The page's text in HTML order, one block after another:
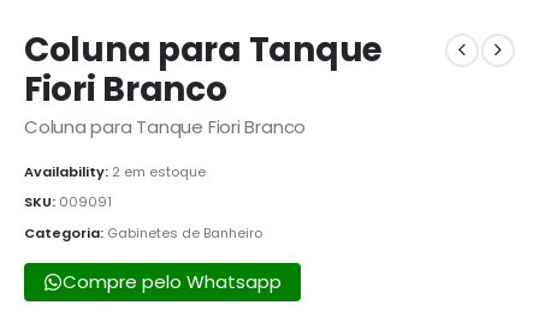
Coluna para Tanque
Fiori Branco
Coluna para Tanque Fiori Branco
Availability: 2 em estoque
SKU: 009091
Categoria: Gabinetes de Banheiro
Compre pelo Whatsapp